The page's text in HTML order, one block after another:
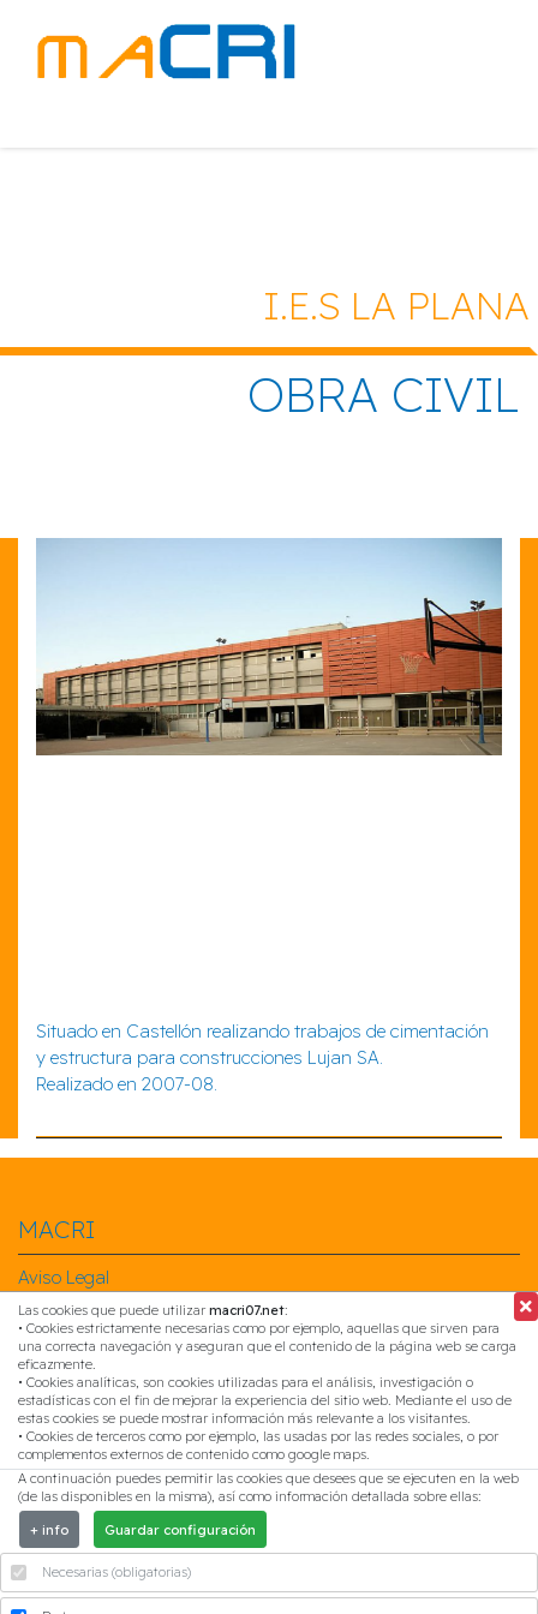
Las cookies que puede utilizar macri07.net:
• Cookies estrictamente necesarias como por ejemplo, aquellas que sirven para
una correcta navegación y aseguran que el contenido de la página web se carga
eficazmente.
• Cookies analíticas, son cookies utilizadas para el análisis, investigación o
estadísticas con el fin de mejorar la experiencia del sitio web. Mediante el uso de
estas cookies se puede mostrar información más relevante a los visitantes.
• Cookies de terceros como por ejemplo, las usadas por las redes sociales, o por
complementos externos de contenido como google maps.
A continuación puedes permitir las cookies que desees que se ejecuten en la web
(de las disponibles en la misma), así como información detallada sobre ellas:
+ info
Guardar configuración
Necesarias (obligatorias)
I.E.S LA PLANA
OBRA CIVIL
Situado en Castellón realizando trabajos de cimentación
y estructura para construcciones Lujan SA.
Realizado en 2007-08.
MACRI
Aviso Legal
Política de Privacidad
Política de Cookies
Síguenos en...
Síguenos en Facebook
Síguenos en Linkedin
Síguenos en Instagram
Contacta con nosotros
CTRA. BENETÚSSER, 11, PTA. 1
46200, Paiporta (Valencia, España)
96 108 43 98